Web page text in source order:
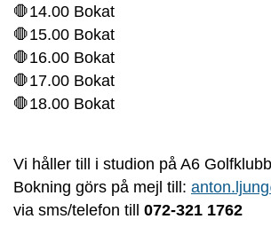
🛑14.00 Bokat
🛑15.00 Bokat
🛑16.00 Bokat
🛑17.00 Bokat
🛑18.00 Bokat
Vi håller till i studion på A6
Bokning görs på mejl till:
via sms/telefon till 072-321 1762